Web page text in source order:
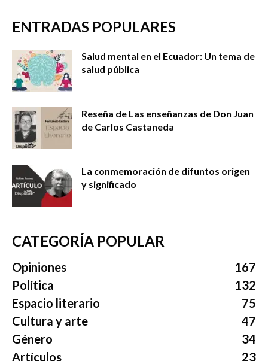
ENTRADAS POPULARES
Salud mental en el Ecuador: Un tema de
salud pública
Reseña de Las enseñanzas de Don Juan
de Carlos Castaneda
La conmemoración de difuntos origen
y significado
CATEGORÍA POPULAR
Opiniones
167
Política
132
Espacio literario
75
Cultura y arte
47
Género
34
Artículos
23